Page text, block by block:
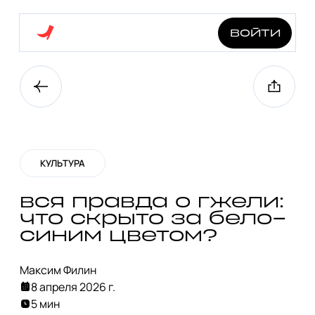
войти
КУЛЬТУРА
вся правда о гжели:
что скрыто за бело-
синим цветом?
Максим Филин
8 апреля 2026 г.
5 мин